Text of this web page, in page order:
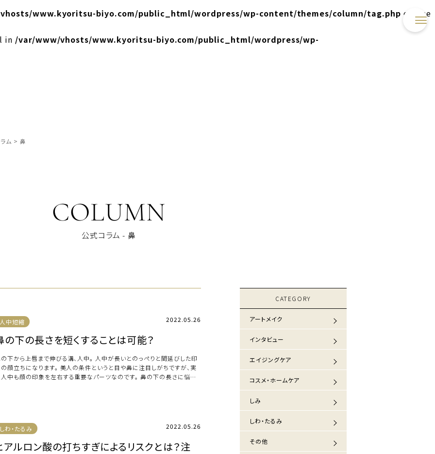
www.kyoritsu-biyo.com/public_html/wordpress/wp-content/themes/column/tag.php on line
in /var/www/vhosts/www.kyoritsu-biyo.com/public_html/wordpress/wp-
ム > 鼻
COLUMN
公式コラム - 鼻
人中短縮 2022.05.26
の下の長さを短くすることは可能？
下から上唇まで伸びる溝、人中。 人中が長いとのっぺりと間延びした印
顔立ちになります。 美人の条件というと目や鼻に注目しがちですが、実
中も顔の印象を左右する重要なパーツなのです。 鼻の下の長さに悩ん
しわ・たるみ 2022.05.26
アルロン酸の打ちすぎによるリスクとは？注
CATEGORY
アートメイク
インタビュー
エイジングケア
コスメ・ホームケア
しみ
しわ・たるみ
その他